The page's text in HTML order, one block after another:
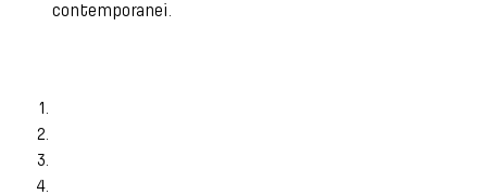
contemporanei.